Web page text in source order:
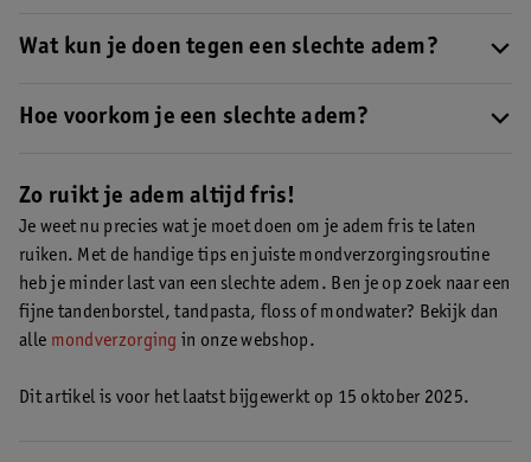
Wat kun je doen tegen een slechte adem?
daarnaast op je eten en drinken. Eet en drink regelmatig, maar
onderweg.
Hoe voorkom je een slechte adem?
Poets je tanden twee keer per dag twee minuten lang en ga elk
half jaar naar de tandarts. Vergeet daarnaast ook niet om
te poetsen
en regelmatig even te flossen.
Zo ruikt je adem altijd fris!
Je weet nu precies wat je moet doen om je adem fris te laten
ruiken. Met de handige tips en juiste mondverzorgingsroutine
heb je minder last van een slechte adem. Ben je op zoek naar een
fijne tandenborstel, tandpasta, floss of mondwater? Bekijk dan
alle mondverzorging in onze webshop.
Dit artikel is voor het laatst bijgewerkt op 15 oktober 2025.